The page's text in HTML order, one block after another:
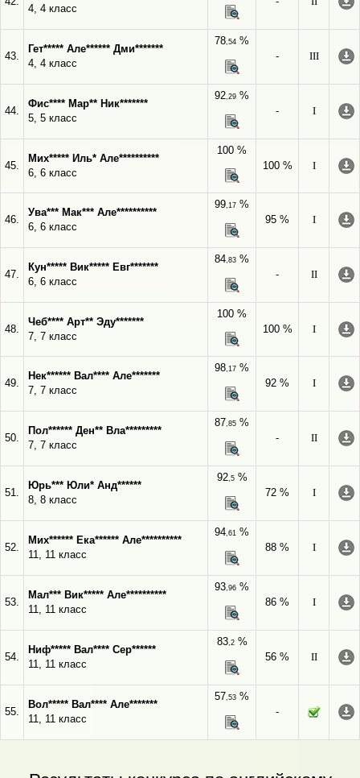
4, 4 класс
43.
Гет***** Але****** Дми*******
4, 4 класс
78,54 %
-
III
44.
Фис**** Мар** Ник*******
5, 5 класс
92,29 %
-
I
45.
Мих***** Иль* Але**********
6, 6 класс
100 %
100 %
I
46.
Ува*** Мак*** Але**********
6, 6 класс
99,17 %
95 %
I
47.
Кун***** Вик***** Евг*******
6, 6 класс
84,83 %
-
II
48.
Чеб**** Арт** Эду*******
7, 7 класс
100 %
100 %
I
49.
Нек****** Вал**** Але*******
7, 7 класс
98,17 %
92 %
I
50.
Пол****** Ден** Вла*********
7, 7 класс
87,85 %
-
II
51.
Юрь*** Юли* Анд******
8, 8 класс
92,5%
72 %
I
52.
Мих****** Ека****** Але**********
11, 11 класс
94,61 %
88 %
I
53.
Мал*** Вик***** Але**********
11, 11 класс
93,96 %
86 %
I
54.
Ниф***** Вал**** Сер******
11, 11 класс
83,2%
56 %
II
55.
Вол***** Вал**** Але*******
11, 11 класс
57,53 %
-